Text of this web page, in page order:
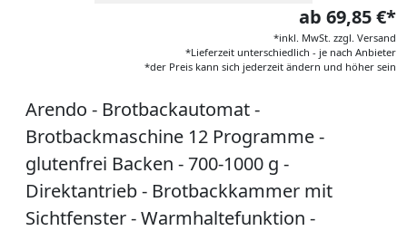
ab 69,85 €*
*inkl. MwSt. zzgl. Versand
*Lieferzeit unterschiedlich - je nach Anbieter
*der Preis kann sich jederzeit ändern und höher sein
Arendo - Brotbackautomat -
Brotbackmaschine 12 Programme -
glutenfrei Backen - 700-1000 g -
Direktantrieb - Brotbackkammer mit
Sichtfenster - Warmhaltefunktion -